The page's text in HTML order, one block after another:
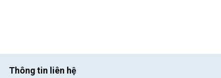
Thông tin liên hệ